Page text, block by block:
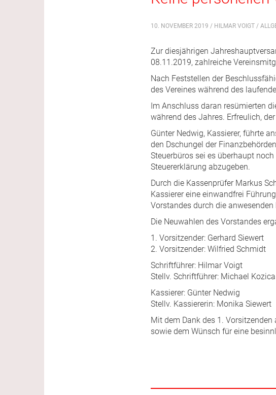
10. NOVEMBER 2019 / HILMAR VOIGT /
Zur diesjährigen
08.11.2019, zahlreiche
Nach Feststellen der
des Vereines während des
Im Anschluss daran resümierten
während des Jahres. Erfreulich,
Günter Nedwig, Kassierer, führte
den Dschungel der
Steuerbüros sei es überhaupt
Steuererklärung abzugeben.
Durch die Kassenprüfer Markus
Kassierer eine einwandfrei
Vorstandes durch die
Die Neuwahlen des Vorstandes
1. Vorsitzender: Gerhard Siewert
2. Vorsitzender: Wilfried Schmidt
Schriftführer: Hilmar Voigt
Stellv. Schriftführer: Michael Kozica
Kassierer: Günter Nedwig
Stellv. Kassiererin: Monika Siewert
Mit dem Dank des 1.
sowie dem Wünsch für eine